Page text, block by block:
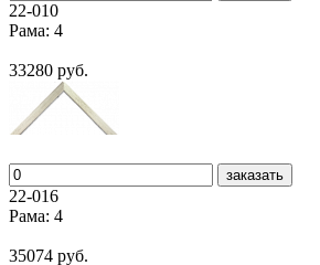
22-010
Рама: 4
33280 руб.
заказать
22-016
Рама: 4
35074 руб.